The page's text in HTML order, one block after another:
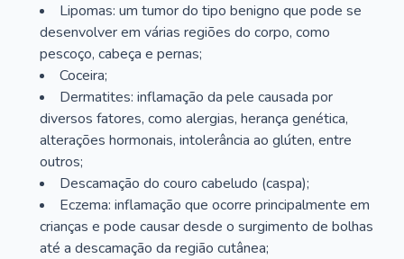
Lipomas: um tumor do tipo benigno que pode se
desenvolver em várias regiões do corpo, como
pescoço, cabeça e pernas;
Coceira;
Dermatites: inflamação da pele causada por
diversos fatores, como alergias, herança genética,
alterações hormonais, intolerância ao glúten, entre
outros;
Descamação do couro cabeludo (caspa);
Eczema: inflamação que ocorre principalmente em
crianças e pode causar desde o surgimento de bolhas
até a descamação da região cutânea;